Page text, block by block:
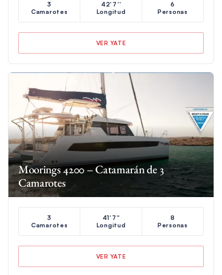
3
Camarotes
42'7''
Longitud
6
Personas
VER YATE
Moorings 4200 – Catamarán de 3
Camarotes
3
Camarotes
41'7"
Longitud
8
Personas
VER YATE